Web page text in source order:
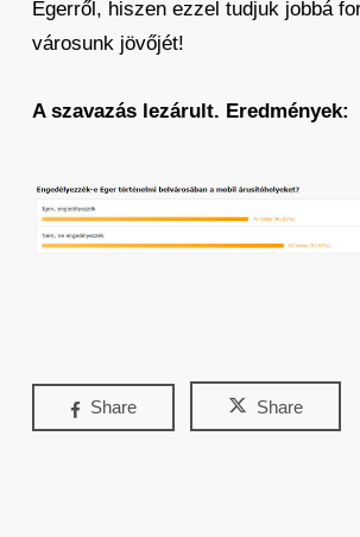
Egerről, hiszen ezzel tudjuk jobbá
városunk jövőjét!
A szavazás lezárult. Eredmények:
Share Share